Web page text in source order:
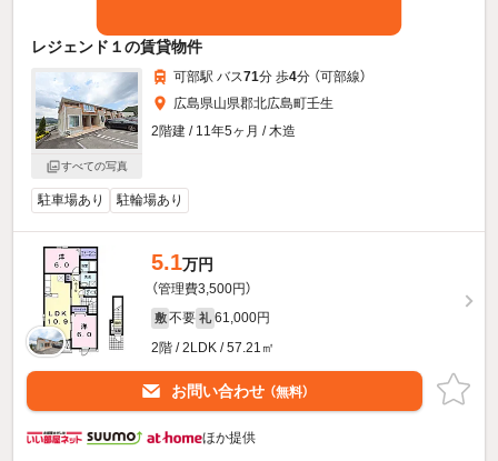
レジェンド１の賃貸物件
すべての写真
可部駅 バス71分 歩4分 （可部線）
広島県山県郡北広島町壬生
2階建 / 11年5ヶ月 / 木造
駐車場あり 駐輪場あり
5.1万円
（管理費3,500円）
敷 不要 礼 61,000円
2階 / 2LDK / 57.21㎡
お問い合わせ （無料）
ほか提供